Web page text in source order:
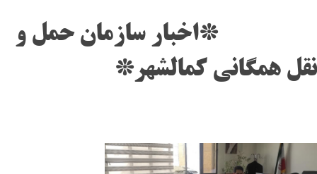
*اخبار سازمان حمل و
نقل همگانی کمالشهر*